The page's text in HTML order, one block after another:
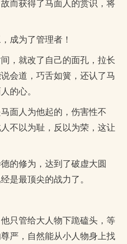
成为了管理者！
，就改了自己的面孔，拉长
会道，巧舌如簧，还认了马
的心。
面人为他起的，伤害性不
不以为耻，反以为荣，这让
的修为，达到了破虚大圆
是最顶尖的战力了。
只管给大人物下跪磕头，等
严，自然能从小人物身上找